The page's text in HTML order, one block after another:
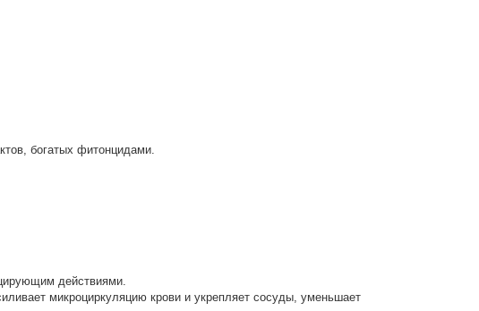
богатых фитонцидами.
действиями.
микроциркуляцию крови и укрепляет сосуды, уменьшает